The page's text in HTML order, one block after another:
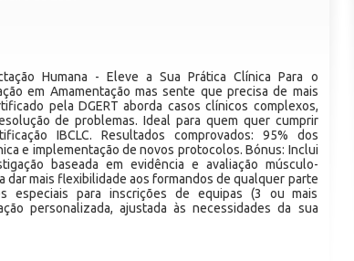
Humana - Eleve a Sua Prática Clínica Para o
em Amamentação mas sente que precisa de mais
pela DGERT aborda casos clínicos complexos,
de problemas. Ideal para quem quer cumprir
IBCLC. Resultados comprovados: 95% dos
e implementação de novos protocolos. Bónus: Inclui
baseada em evidência e avaliação músculo-
dar mais flexibilidade aos formandos de qualquer parte
especiais para inscrições de equipas (3 ou mais
personalizada, ajustada às necessidades da sua